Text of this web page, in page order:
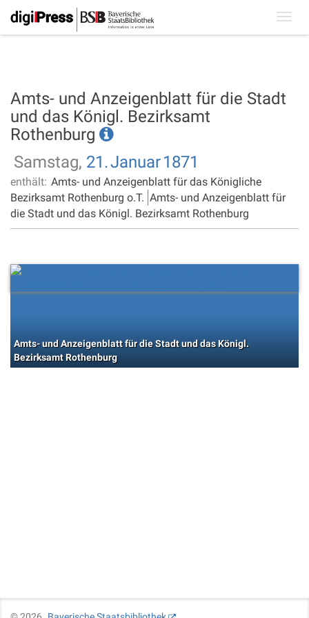
Amts- und Anzeigenblatt für die Stadt
und das Königl. Bezirksamt
Rothenburg
Samstag, 21.Januar1871
enthält: Amts- und Anzeigenblatt für das Königliche
Bezirksamt Rothenburg o.T. Amts- und Anzeigenblatt für
die Stadt und das Königl. Bezirksamt Rothenburg
Amts- und Anzeigenblatt für die Stadt und das Königl.
Bezirksamt Rothenburg